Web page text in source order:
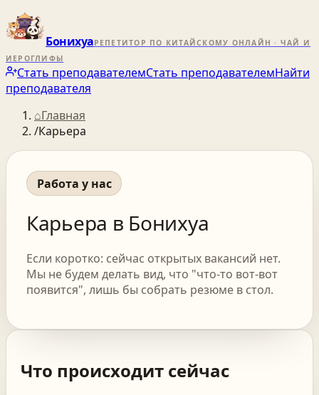
БонихуаРЕПЕТИТОР ПО КИТАЙСКОМУ ОНЛАЙН · ЧАЙ И
ИЕРОГЛИФЫ
Стать преподавателемСтать преподавателемНайти
преподавателя
⌂Главная
/Карьера
Работа у нас
Карьера в Бонихуа
Если коротко: сейчас открытых вакансий нет.
Мы не будем делать вид, что "что-то вот-вот
появится", лишь бы собрать резюме в стол.
Что происходит сейчас